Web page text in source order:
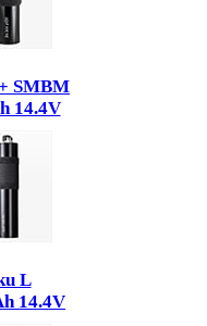
SMBM
14.4V
L
14.4V